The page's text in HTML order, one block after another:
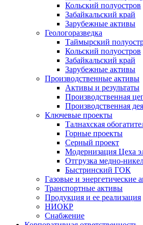
Кольский полуостров
Забайкальский край
Зарубежные активы
Геологоразведка
Таймырский
Кольский полуостров
Забайкальский край
Зарубежные активы
Производственные активы
Активы и результаты
Производственная
Производственная
Ключевые проекты
Талнахская
Горные проекты
Серный проект
Модернизация Цеха
Отгрузка медно-
Быстринский ГОК
Газовые и энергетические
Транспортные активы
Продукция и ее реализация
НИОКР
Снабжение